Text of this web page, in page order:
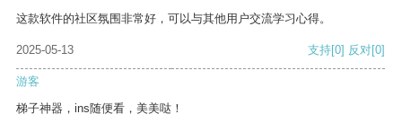
这款软件的社区氛围非常好，可以与其他用户交流学习心得。
2025-05-13 支持[0] 反对[0]
游客
梯子神器，ins随便看，美美哒！